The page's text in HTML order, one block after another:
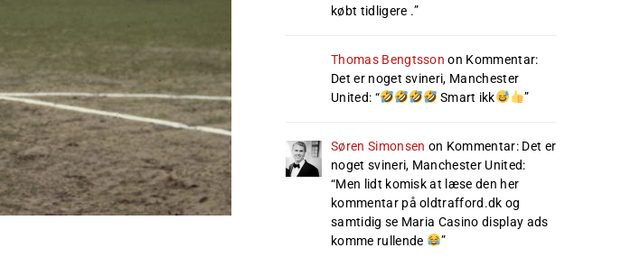
købt tidligere .”
Thomas Bengtsson on Kommentar:
Det er noget svineri, Manchester
United: “ Smart ikk ”
Søren Simonsen on Kommentar: Det er
noget svineri, Manchester United:
“Men lidt komisk at læse den her
kommentar på oldtrafford.dk og
samtidig se Maria Casino display ads
komme rullende
”